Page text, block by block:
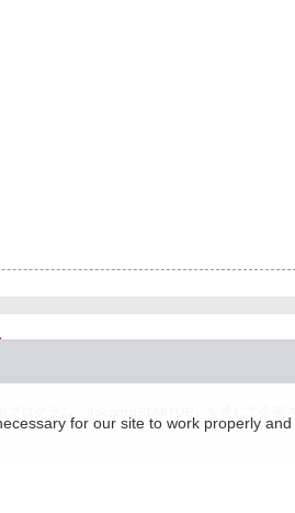
for our site to work properly